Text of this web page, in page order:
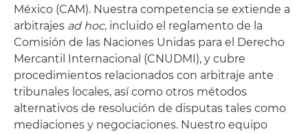
México (CAM). Nuestra competencia se extiende a
arbitrajes ad hoc, incluido el reglamento de la
Comisión de las Naciones Unidas para el Derecho
Mercantil Internacional (CNUDMI), y cubre
procedimientos relacionados con arbitraje ante
tribunales locales, así como otros métodos
alternativos de resolución de disputas tales como
mediaciones y negociaciones. Nuestro equipo